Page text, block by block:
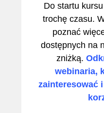
Do startu
trochę czasu.
poznać
dostępnych na
zniżką.
webinaria,
zainteresować